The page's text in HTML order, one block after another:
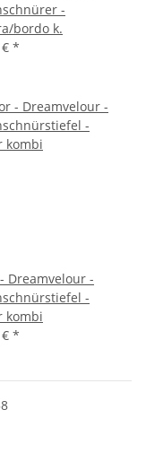
-
bordo k.
*
Dreamvelour -
-
kombi
*